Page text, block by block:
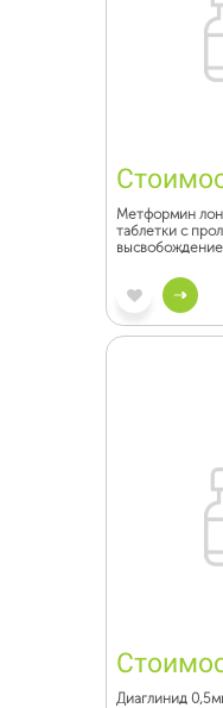
Метформин
таблетки с
Диаглинид